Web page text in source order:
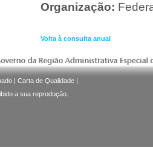
Organização:
Volta à consulta anual
| Carta de Qualidade |
a sua reprodução.